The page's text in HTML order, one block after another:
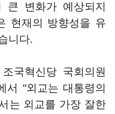
큰 변화가 예상되지
현재의 방향성을 유
니다.
국혁신당 국회의원
서 "외교는 대통령의
는 외교를 가장 잘한